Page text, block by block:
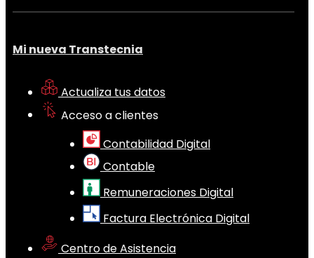
Mi nueva Transtecnia
Actualiza tus datos
Acceso a clientes
Contabilidad Digital
Contable
Remuneraciones Digital
Factura Electrónica Digital
Centro de Asistencia